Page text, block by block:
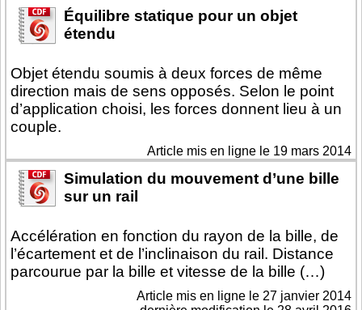
Équilibre statique pour un objet
étendu
Objet étendu soumis à deux forces de même
direction mais de sens opposés. Selon le point
d’application choisi, les forces donnent lieu à un
couple.
Article mis en ligne le 19 mars 2014
Simulation du mouvement d’une bille
sur un rail
Accélération en fonction du rayon de la bille, de
l’écartement et de l’inclinaison du rail. Distance
parcourue par la bille et vitesse de la bille (…)
Article mis en ligne le 27 janvier 2014